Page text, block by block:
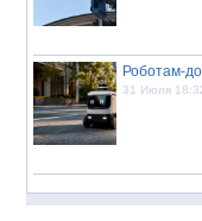
Роботам-
31 Июля